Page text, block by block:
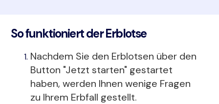
So funktioniert der Erblotse
Nachdem Sie den Erblotsen über den
Button "Jetzt starten" gestartet
haben, werden Ihnen wenige Fragen
zu Ihrem Erbfall gestellt.